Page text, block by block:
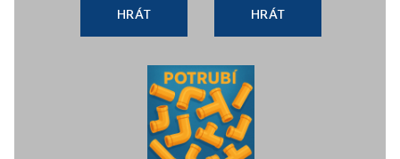
HRÁT HRÁT